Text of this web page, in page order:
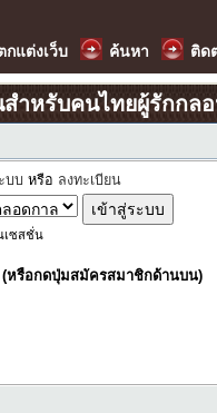
กแต่งเว็บ ค้นหา ติด
ำหรับคนไทยผู้รักกล
บบ หรือ ลงทะเบียน
เซสชั่น
(หรือกดปุ่มสมัครสมาชิกด้านบน)